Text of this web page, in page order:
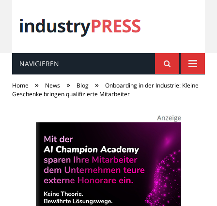
industryPRESS
NAVIGIEREN
Home » News » Blog »
Onboarding in der Industrie: Kleine
Geschenke bringen qualifizierte Mitarbeiter